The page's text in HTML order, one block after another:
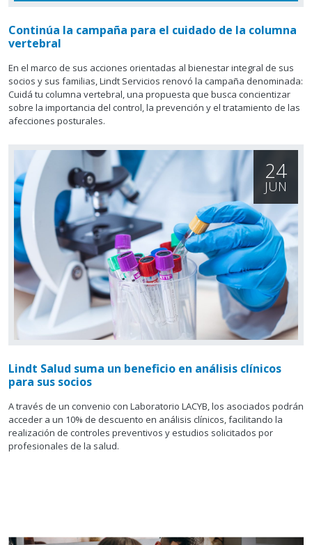
Continúa la campaña para el cuidado de la columna
vertebral
En el marco de sus acciones orientadas al bienestar integral de sus
socios y sus familias, Lindt Servicios renovó la campaña denominada:
Cuidá tu columna vertebral, una propuesta que busca concientizar
sobre la importancia del control, la prevención y el tratamiento de las
afecciones posturales.
24
JUN
Lindt Salud suma un beneficio en análisis clínicos
para sus socios
A través de un convenio con Laboratorio LACYB, los asociados podrán
acceder a un 10% de descuento en análisis clínicos, facilitando la
realización de controles preventivos y estudios solicitados por
profesionales de la salud.